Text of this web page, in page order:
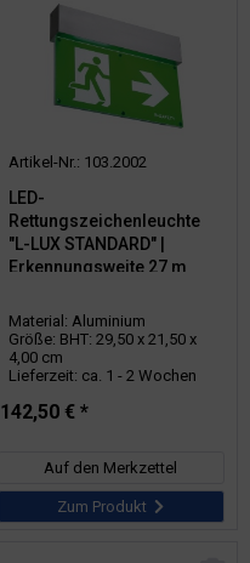
Artikel-Nr.: 103.2002
LED-
Rettungszeichenleuchte
"L-LUX STANDARD" |
Erkennungsweite 27 m
Material: Aluminium
Größe: BHT: 29,50 x 21,50 x
4,00 cm
Lieferzeit: ca. 1 - 2 Wochen
142,50 € *
Auf den Merkzettel
Zum Produkt